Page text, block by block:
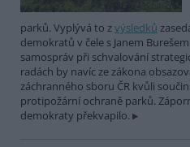
parků. Vyplývá to zvýsledků
demokratů v čele s Janem
samospráv při schvalování
radách by navíc ze zákona
záchranného sboru ČR kvůli
protipožární ochraně parků.
demokraty překvapilo.